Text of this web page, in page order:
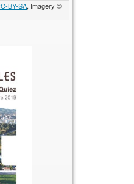
BY-SA, Imagery ©